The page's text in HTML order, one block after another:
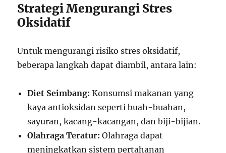
Strategi Mengurangi Stres
Oksidatif
Untuk mengurangi risiko stres oksidatif,
beberapa langkah dapat diambil, antara lain:
Diet Seimbang: Konsumsi makanan yang
kaya antioksidan seperti buah-buahan,
sayuran, kacang-kacangan, dan biji-bijian.
Olahraga Teratur: Olahraga dapat
meningkatkan sistem pertahanan